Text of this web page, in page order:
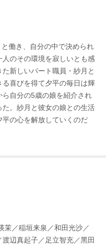
働き、自分の中で決められ
のその環境を寂しいとも感
新しいパート職員・紗月と
喜びを得て夕平の毎日は輝
自分の5歳の娘を紹介され
。紗月と彼女の娘との生活
の心を解放していくのだ
茉／稲垣来泉／和田光沙／
辺真起子／足立智充／黑田